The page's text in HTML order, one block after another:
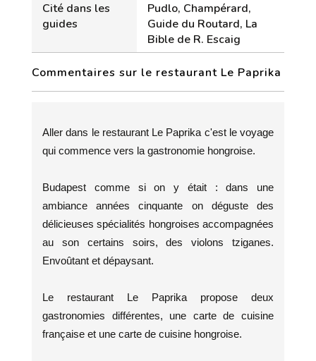
Cité dans les
guides
Pudlo, Champérard,
Guide du Routard, La
Bible de R. Escaig
Commentaires sur le restaurant Le Paprika
Aller dans le restaurant Le Paprika c'est le voyage
qui commence vers la gastronomie hongroise.
Budapest comme si on y était : dans une
ambiance années cinquante on déguste des
délicieuses spécialités hongroises accompagnées
au son certains soirs, des violons tziganes.
Envoûtant et dépaysant.
Le restaurant Le Paprika propose deux
gastronomies différentes, une carte de cuisine
française et une carte de cuisine hongroise.